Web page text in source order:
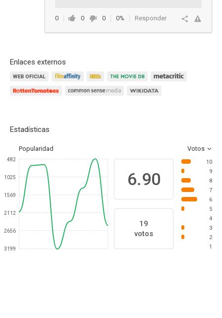
0 0 0 0% Responder
Enlaces externos
Estadísticas
Popularidad Votos
482
1025
1569
2112
2656
3199
6.90
19
votos
10
9
8
7
6
5
4
3
2
1